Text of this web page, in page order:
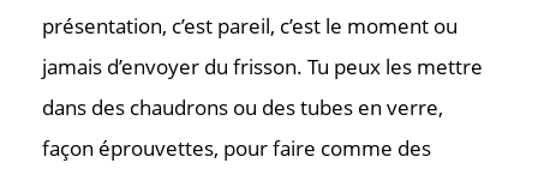
présentation, c’est pareil, c’est le moment ou
jamais d’envoyer du frisson. Tu peux les mettre
dans des chaudrons ou des tubes en verre,
façon éprouvettes, pour faire comme des